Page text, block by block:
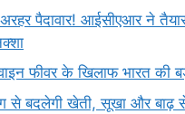
पैदावार! आईसीएआर ने
फीवर के खिलाफ भारत की
से बदलेगी खेती, सूखा और